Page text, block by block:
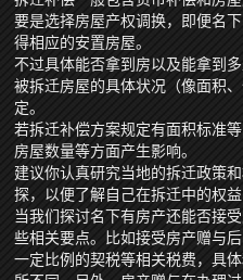
要是选择房屋产权调换，即便名
得相应的安置房屋。
不过具体能否拿到房以及能拿到
被拆迁房屋的具体状况（像面积
定。
若拆迁补偿方案规定有面积标准
房屋数量等方面产生影响。
建议你认真研究当地的拆迁政策
探，以便了解自己在拆迁中的权
当我们探讨名下有房产还能否接
些相关要点。比如接受房产赠与
一定比例的契税等相关税费，具